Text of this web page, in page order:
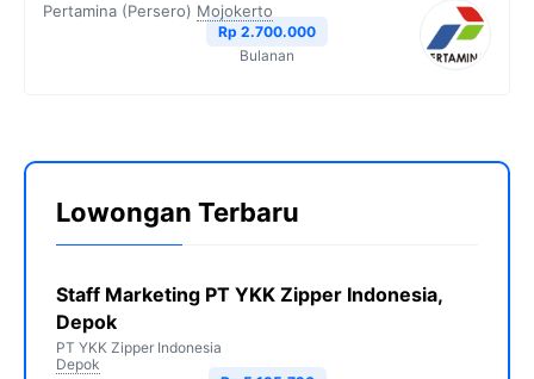
Pertamina (Persero) Mojokerto
Rp 2.700.000
Bulanan
Lowongan Terbaru
Staff Marketing PT YKK Zipper Indonesia,
Depok
PT YKK Zipper Indonesia
Depok